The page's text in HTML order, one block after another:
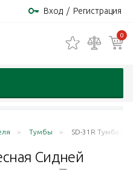
Вход / Регистрация
0
Тумбы SD-31R Тумба
Сидней